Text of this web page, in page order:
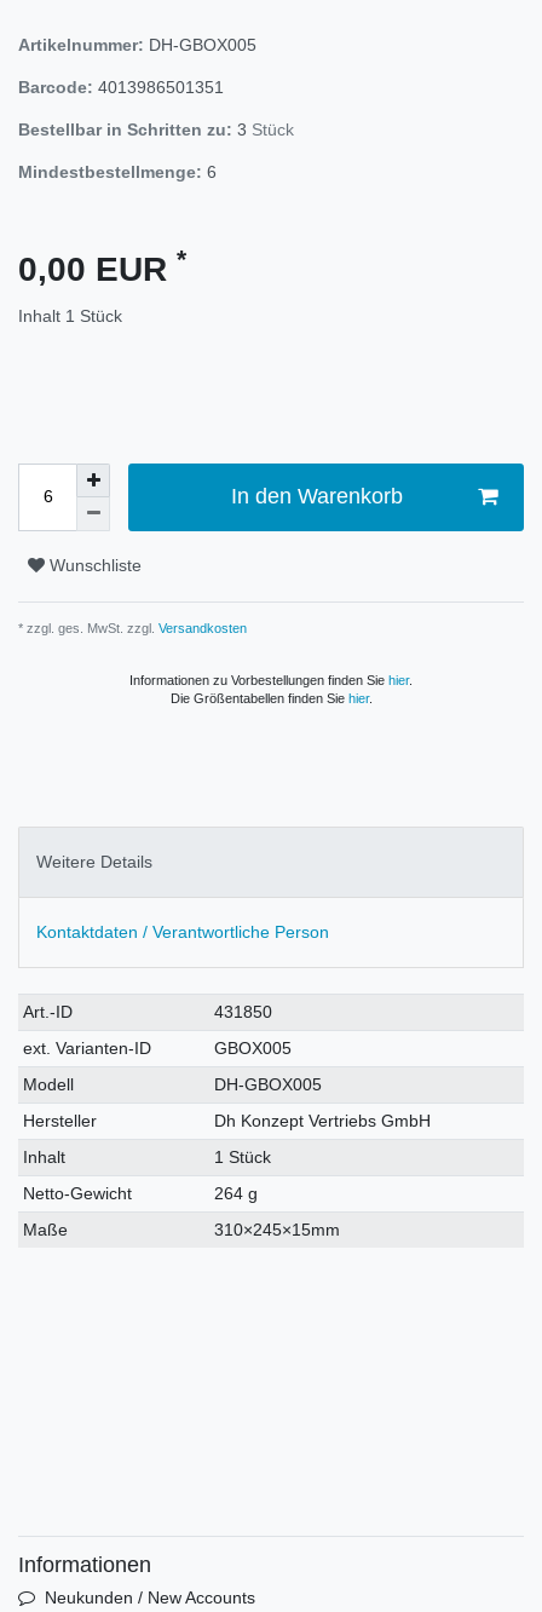
Artikelnummer: DH-GBOX005
Barcode: 4013986501351
Bestellbar in Schritten zu: 3 Stück
Mindestbestellmenge: 6
0,00 EUR *
Inhalt 1 Stück
In den Warenkorb
Wunschliste
* zzgl. ges. MwSt. zzgl. Versandkosten
Informationen zu Vorbestellungen finden Sie hier.
Die Größentabellen finden Sie hier.
Weitere Details
Kontaktdaten / Verantwortliche Person
Technisches
Merkmal
Wert
Art.-ID
431850
ext. Varianten-ID
GBOX005
Modell
DH-GBOX005
Hersteller
Dh Konzept Vertriebs GmbH
Inhalt
1 Stück
Netto-Gewicht
264 g
Maße
310×245×15mm
Informationen
Neukunden / New Accounts